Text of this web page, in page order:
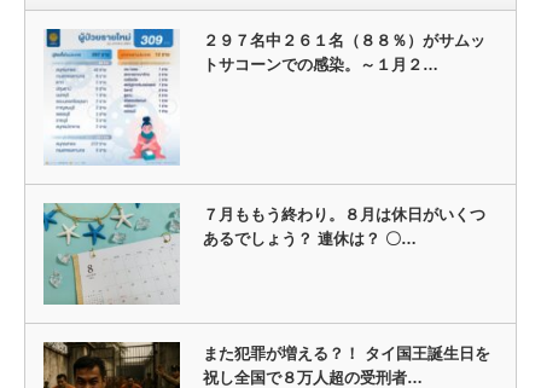
２９７名中２６１名（８８％）がサムッ
トサコーンでの感染。～１月２…
７月ももう終わり。８月は休日がいくつ
あるでしょう？ 連休は？ 〇…
また犯罪が増える？！ タイ国王誕生日を
祝し全国で８万人超の受刑者…